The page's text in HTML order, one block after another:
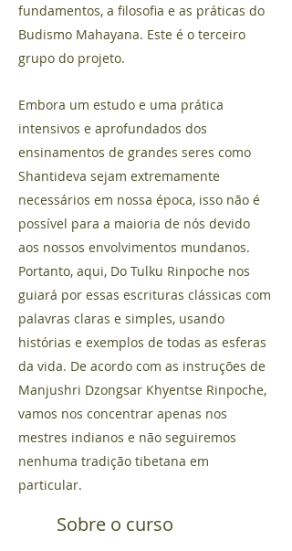
fundamentos, a filosofia e as práticas do
Budismo Mahayana. Este é o terceiro
grupo do projeto.
Embora um estudo e uma prática
intensivos e aprofundados dos
ensinamentos de grandes seres como
Shantideva sejam extremamente
necessários em nossa época, isso não é
possível para a maioria de nós devido
aos nossos envolvimentos mundanos.
Portanto, aqui, Do Tulku Rinpoche nos
guiará por essas escrituras clássicas com
palavras claras e simples, usando
histórias e exemplos de todas as esferas
da vida. De acordo com as instruções de
Manjushri Dzongsar Khyentse Rinpoche,
vamos nos concentrar apenas nos
mestres indianos e não seguiremos
nenhuma tradição tibetana em
particular.
Sobre o curso